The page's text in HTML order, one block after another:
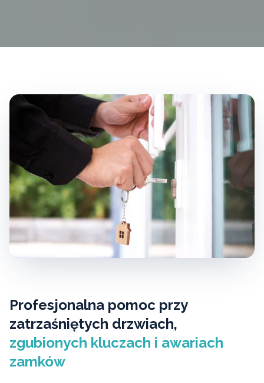
Profesjonalna pomoc przy
zatrzaśniętych drzwiach,
zgubionych kluczach i awariach
zamków